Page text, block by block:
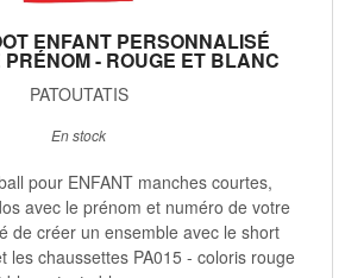
ENFANT PERSONNALISÉ
- ROUGE ET BLANC
PATOUTATIS
En stock
pour ENFANT manches courtes,
avec le prénom et numéro de votre
de créer un ensemble avec le short
les chaussettes PA015 - coloris rouge